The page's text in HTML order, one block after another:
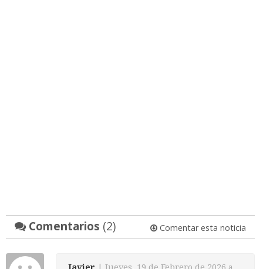
Comentarios (2) Comentar esta noticia